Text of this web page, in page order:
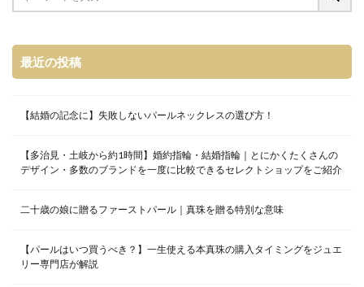
最近の投稿
【結婚の記念に】失敗しないパールネックレスの選び方！
【多治見・土岐から約1時間】婚約指輪・結婚指輪｜とにかくたくさんの
デザイン・多数のブランドを一度に比較できるセレクトショップをご紹介
二十歳の娘に贈るファーストパール｜真珠を贈る特別な意味
【パールはいつ買うべき？】一生使える本真珠の購入タイミングをジュエ
リー専門店が解説